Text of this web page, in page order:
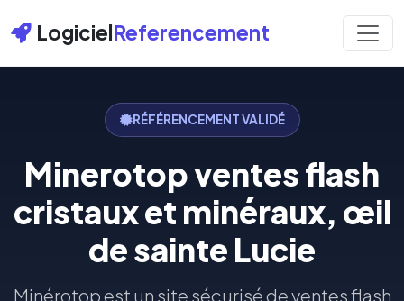
LogicielReferencement
RÉFÉRENCEMENT VALIDÉ
Minerotop ventes flash
cristaux et minéraux, œil
de sainte Lucie
Minérotop est un site sécurisé de ventes flash